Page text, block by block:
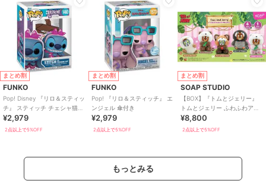
まとめ割
FUNKO
Pop! Disney 『リロ＆スティッ
チ』 スティッチ チェシャ猫コ
スチュームVer.
¥2,979
2点以上で5%OFF
まとめ割
FUNKO
Pop! 『リロ＆スティッチ』 エ
ンジェル 傘付き
¥2,979
2点以上で5%OFF
まとめ割
SOAP STUDIO
【BOX】『トムとジェリー』
トムとジェリー ふわふわアニ
マル ブラインドボックス(4個
入り)
¥8,800
2点以上で5%OFF
もっとみる